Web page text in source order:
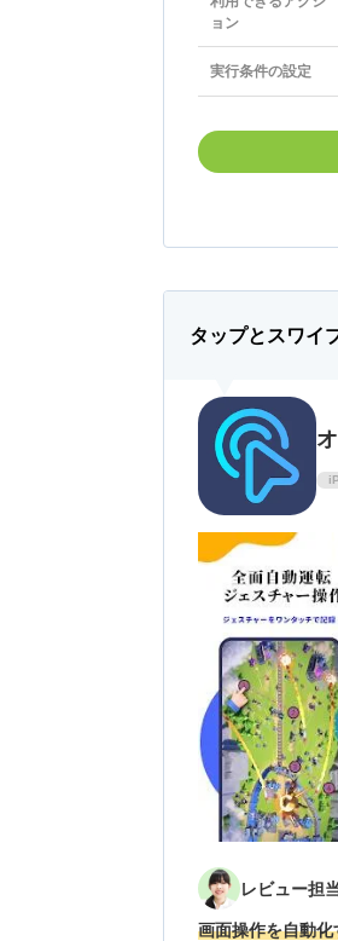
ョン
実行条件の設定
タップとスワイ
レビュー担
画面操作を自動